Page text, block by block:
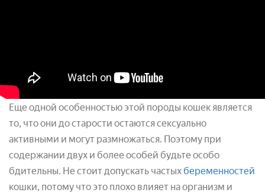
Еще одной особенностью этой породы кошек является
то, что они до старости остаются сексуально
активными и могут размножаться. Поэтому при
содержании двух и более особей будьте особо
бдительны. Не стоит допускать частых беременностей
кошки, потому что это плохо влияет на организм и